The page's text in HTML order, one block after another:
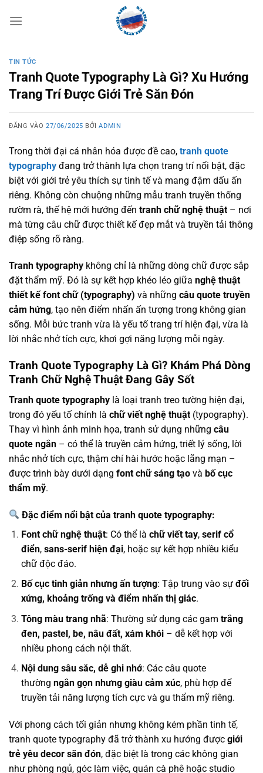
qua
TIN TỨC
Tranh Quote Typography Là Gì? Xu Hướng
Trang Trí Được Giới Trẻ Săn Đón
ĐĂNG VÀO27/06/2025 BỞIADMIN
Trong thời đại cá nhân hóa được đề cao, tranh quote
typography đang trở thành lựa chọn trang trí nổi bật, đặc
biệt với giới trẻ yêu thích sự tinh tế và mang đậm dấu ấn
riêng. Không còn chuộng những mẫu tranh truyền thống
rườm rà, thế hệ mới hướng đến tranh chữ nghệ thuật – nơi
mà từng câu chữ được thiết kế đẹp mắt và truyền tải thông
điệp sống rõ ràng.
Tranh typography không chỉ là những dòng chữ được sắp
đặt thẩm mỹ. Đó là sự kết hợp khéo léo giữa nghệ thuật
thiết kế font chữ (typography) và những câu quote truyền
cảm hứng, tạo nên điểm nhấn ấn tượng trong không gian
sống. Mỗi bức tranh vừa là yếu tố trang trí hiện đại, vừa là
lời nhắc nhở tích cực, khơi gợi năng lượng mỗi ngày.
Tranh Quote Typography Là Gì? Khám Phá Dòng
Tranh Chữ Nghệ Thuật Đang Gây Sốt
Tranh quote typography là loại tranh treo tường hiện đại,
trong đó yếu tố chính là chữ viết nghệ thuật (typography).
Thay vì hình ảnh minh họa, tranh sử dụng những câu
quote ngắn – có thể là truyền cảm hứng, triết lý sống, lời
nhắc nhở tích cực, thậm chí hài hước hoặc lãng mạn –
được trình bày dưới dạng font chữ sáng tạo và bố cục
thẩm mỹ.
Đặc điểm nổi bật của tranh quote typography:
Font chữ nghệ thuật: Có thể là chữ viết tay, serif cổ
điển, sans-serif hiện đại, hoặc sự kết hợp nhiều kiểu
chữ độc đáo.
Bố cục tinh giản nhưng ấn tượng: Tập trung vào sự đối
xứng, khoảng trống và điểm nhấn thị giác.
Tông màu trang nhã: Thường sử dụng các gam trắng
đen, pastel, be, nâu đất, xám khói– dễ kết hợp với
nhiều phong cách nội thất.
Nội dung sâu sắc, dễ ghi nhớ: Các câu quote
thường ngắn gọn nhưng giàu cảm xúc, phù hợp để
truyền tải năng lượng tích cực và gu thẩm mỹ riêng.
Với phong cách tối giản nhưng không kém phần tinh tế,
tranh quote typography đã trở thành xu hướng được giới
trẻ yêu decor săn đón, đặc biệt là trong các không gian
như phòng ngủ, góc làm việc, quán cà phê hoặc studio